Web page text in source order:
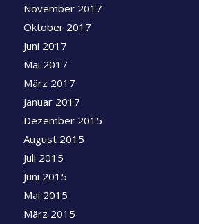
November 2017
Oktober 2017
Juni 2017
Mai 2017
März 2017
Januar 2017
Dezember 2015
August 2015
Juli 2015
Juni 2015
Mai 2015
März 2015